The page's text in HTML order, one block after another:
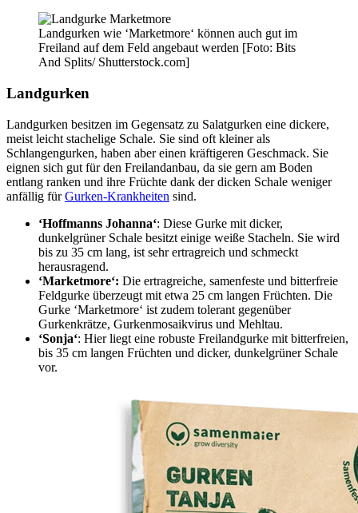
Landgurken wie ‘Marketmore‘ können auch gut im
Freiland auf dem Feld angebaut werden [Foto: Bits
And Splits/ Shutterstock.com]
Landgurken
Landgurken besitzen im Gegensatz zu Salatgurken eine dickere,
meist leicht stachelige Schale. Sie sind oft kleiner als
Schlangengurken, haben aber einen kräftigeren Geschmack. Sie
eignen sich gut für den Freilandanbau, da sie gern am Boden
entlang ranken und ihre Früchte dank der dicken Schale weniger
anfällig fürGurken-Krankheiten sind.
‘Hoffmanns Johanna‘: Diese Gurke mit dicker,
dunkelgrüner Schale besitzt einige weiße Stacheln. Sie wird
bis zu 35 cm lang, ist sehr ertragreich und schmeckt
herausragend.
‘Marketmore‘: Die ertragreiche, samenfeste und bitterfreie
Feldgurke überzeugt mit etwa 25 cm langen Früchten. Die
Gurke ‘Marketmore‘ ist zudem tolerant gegenüber
Gurkenkrätze, Gurkenmosaikvirus und Mehltau.
‘Sonja‘: Hier liegt eine robuste Freilandgurke mit bitterfreien,
bis 35 cm langen Früchten und dicker, dunkelgrüner Schale
vor.